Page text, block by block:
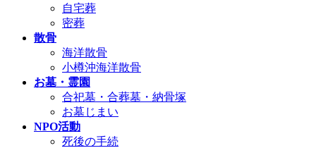
自宅葬
密葬
散骨
海洋散骨
小樽沖海洋散骨
お墓・霊園
合祀墓・合葬墓・納骨塚
お墓じまい
NPO活動
死後の手続